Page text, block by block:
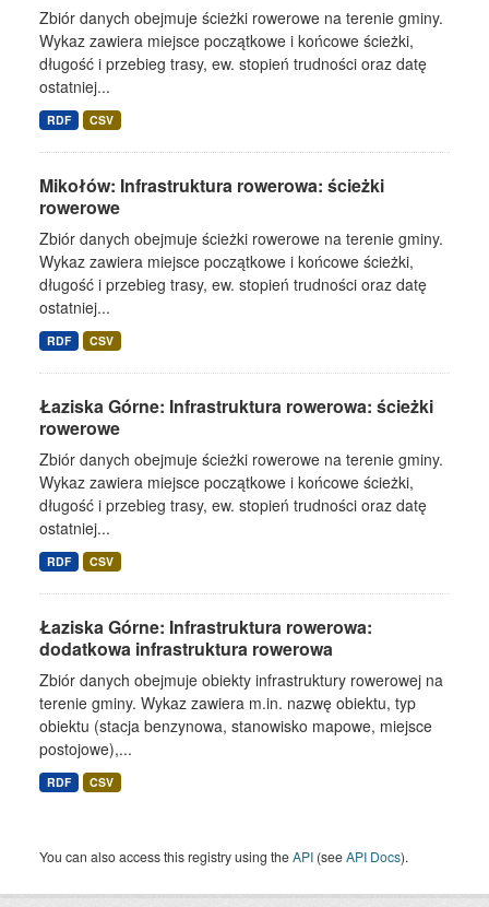
Zbiór danych obejmuje ścieżki rowerowe na terenie gminy.
Wykaz zawiera miejsce początkowe i końcowe ścieżki,
długość i przebieg trasy, ew. stopień trudności oraz datę
ostatniej...
RDF CSV
Mikołów: Infrastruktura rowerowa: ścieżki
rowerowe
Zbiór danych obejmuje ścieżki rowerowe na terenie gminy.
Wykaz zawiera miejsce początkowe i końcowe ścieżki,
długość i przebieg trasy, ew. stopień trudności oraz datę
ostatniej...
RDF CSV
Łaziska Górne: Infrastruktura rowerowa: ścieżki
rowerowe
Zbiór danych obejmuje ścieżki rowerowe na terenie gminy.
Wykaz zawiera miejsce początkowe i końcowe ścieżki,
długość i przebieg trasy, ew. stopień trudności oraz datę
ostatniej...
RDF CSV
Łaziska Górne: Infrastruktura rowerowa:
dodatkowa infrastruktura rowerowa
Zbiór danych obejmuje obiekty infrastruktury rowerowej na
terenie gminy. Wykaz zawiera m.in. nazwę obiektu, typ
obiektu (stacja benzynowa, stanowisko mapowe, miejsce
postojowe),...
RDF CSV
You can also access this registry using theAPI (seeAPI Docs).